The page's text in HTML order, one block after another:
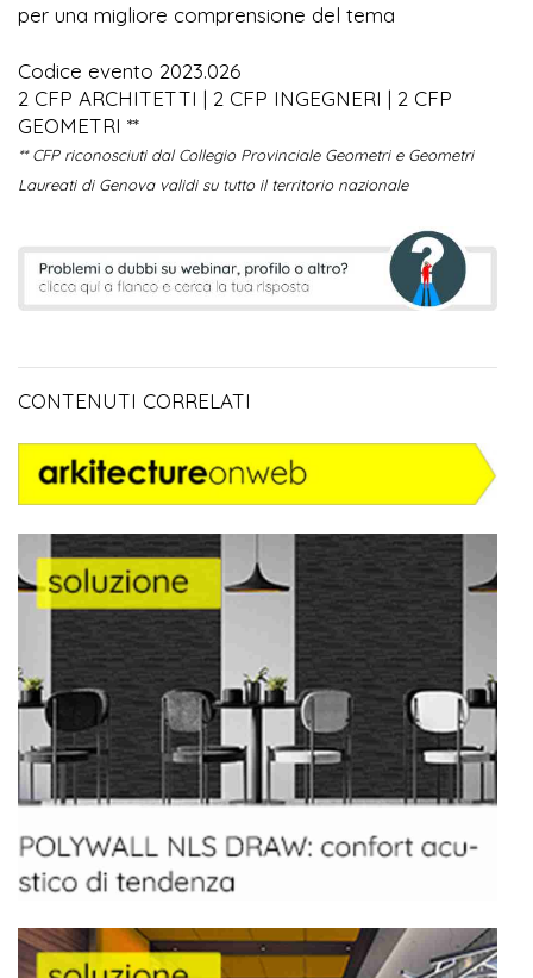
per una migliore comprensione del tema
Codice evento 2023.026
2 CFP ARCHITETTI | 2 CFP INGEGNERI | 2 CFP
GEOMETRI **
** CFP riconosciuti dal Collegio Provinciale Geometri e Geometri
Laureati di Genova validi su tutto il territorio nazionale
CONTENUTI CORRELATI